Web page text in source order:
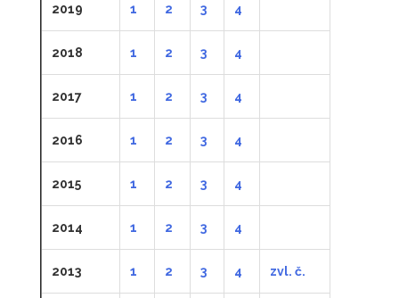
2019 1 2 3 4
2018 1 2 3 4
2017 1 2 3 4
2016 1 2 3 4
2015 1 2 3 4
2014 1 2 3 4
2013 1 2 3 4 zvl. č.